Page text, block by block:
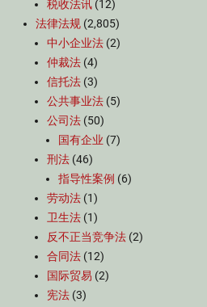
税收法讯 (12)
法律法规 (2,805)
中小企业法 (2)
仲裁法 (4)
信托法 (3)
公共事业法 (5)
公司法 (50)
国有企业 (7)
刑法 (46)
指导性案例 (6)
劳动法 (1)
卫生法 (1)
反不正当竞争法 (2)
合同法 (12)
国际贸易 (2)
宪法 (3)